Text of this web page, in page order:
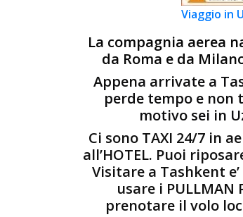
Viaggio in
La compagnia aerea
da Roma e da
Appena arrivate a
perde tempo e non
motivo sei in
Ci sono TAXI 24/7 in
all’HOTEL. Puoi
Visitare a Tashkent
usare i PULLMAN
prenotare il volo